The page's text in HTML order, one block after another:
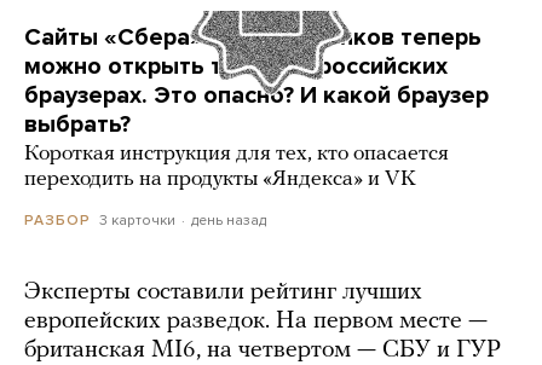
Сайты «Сбера» и других банков теперь
можно открыть только в российских
браузерах. Это опасно? И какой браузер
выбрать?
Короткая инструкция для тех, кто опасается
переходить на продукты «Яндекса» и VK
РАЗБОР 3 карточки день назад
Эксперты составили рейтинг лучших
европейских разведок. На первом месте —
британская MI6, на четвертом — СБУ и ГУР